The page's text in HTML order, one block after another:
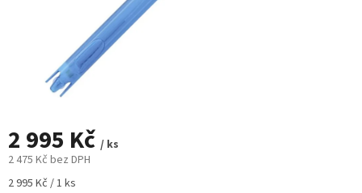
2 995 Kč / ks
2 475 Kč bez DPH
Měrná
2 995 Kč / 1 ks